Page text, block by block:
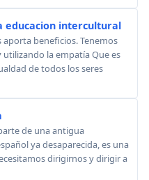
educacion intercultural
beneficios. Tenemos
la empatía Que es
de todos los seres
de una antigua
ya desaparecida, es una
dirigirnos y dirigir a